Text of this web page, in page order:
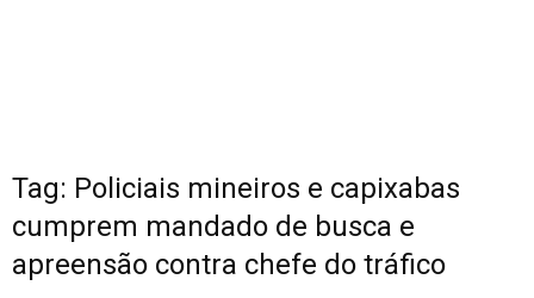
Tag: Policiais mineiros e capixabas
cumprem mandado de busca e
apreensão contra chefe do tráfico